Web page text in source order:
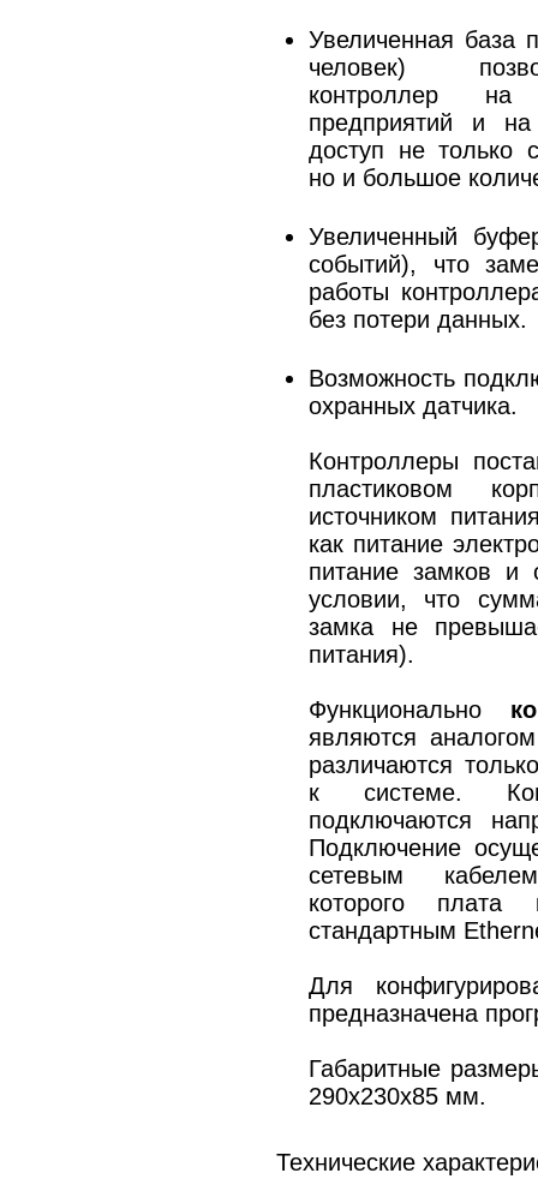
Увеличенная база
человек)
контроллер на
предприятий и
доступ не только
но и большое
Увеличенный
событий), что
работы
без потери данных.
Возможность
охранных датчика.
Контроллеры
пластиковом
источником
как питание
питание замков и
условии, что
замка не
питания).
Функционально
являются
различаются
к системе.
подключаются
Подключение
сетевым
которого плата
стандартным
Для
предназначена
Габаритные
290x230x85 мм.
Технические